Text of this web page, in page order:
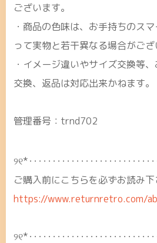
ございます。
・商品の色味は、お手持ちのス
って実物と若干異なる場合がござ
・イメージ違いやサイズ交換等
交換、返品は対応出来かねます。
管理番号：trnd702
୨୧*･･････････････････････････
ご購入前にこちらを必ずお読み下
https://www.returnretro.com/
୨୧*･･････････････････････････